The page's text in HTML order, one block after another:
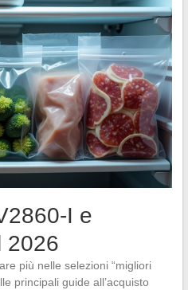
I e
2026
più nelle selezioni “migliori
principali guide all’acquisto